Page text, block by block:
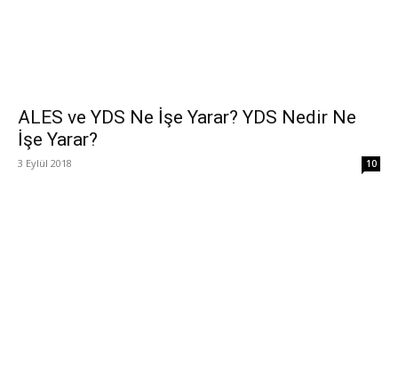
ALES ve YDS Ne İşe Yarar? YDS Nedir Ne
İşe Yarar?
3 Eylül 2018 10